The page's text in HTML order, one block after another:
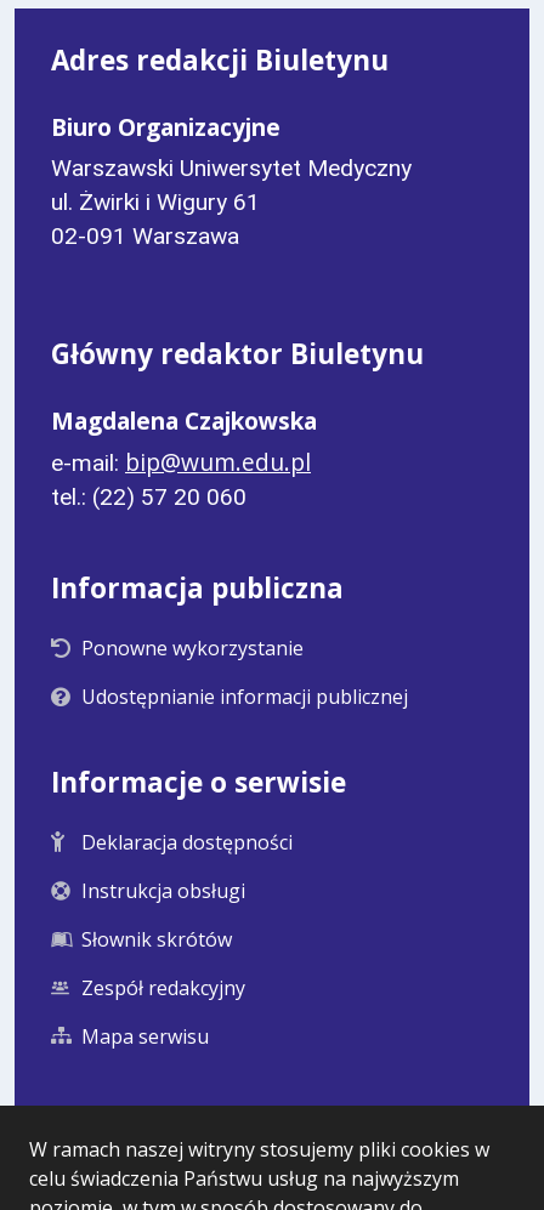
W ramach naszej witryny stosujemy pliki cookies w
celu świadczenia Państwu usług na najwyższym
Adres redakcji Biuletynu
Biuro Organizacyjne
Warszawski Uniwersytet Medyczny
ul. Żwirki i Wigury 61
02-091 Warszawa
Główny redaktor Biuletynu
Magdalena Czajkowska
e-mail: bip@wum.edu.pl
tel.: (22) 57 20 060
Informacja publiczna
Ponowne wykorzystanie
Udostępnianie informacji publicznej
Informacje o serwisie
Deklaracja dostępności
Instrukcja obsługi
Słownik skrótów
Zespół redakcyjny
Mapa serwisu
Statystyki oglądalności